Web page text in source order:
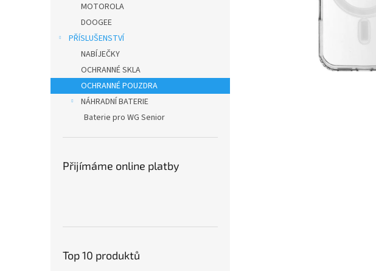
MOTOROLA
DOOGEE
PŘÍSLUŠENSTVÍ
NABÍJEČKY
OCHRANNÉ SKLA
OCHRANNÉ POUZDRA
NÁHRADNÍ BATERIE
Baterie pro WG Senior
Přijímáme online platby
Top 10 produktů